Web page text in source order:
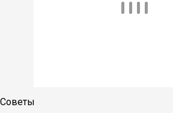
Советы